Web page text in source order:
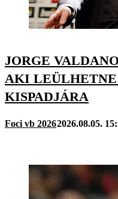
JORGE
AKI
KISPADJÁRA
Foci vb 20262026.08.05.